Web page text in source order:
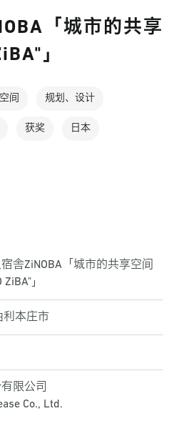
「城市的共享
」
间 规划、设计
获奖 日本
舎ZiNOBA「城市的共享空间
ZiBA"」
利本庄市
限公司
Co., Ltd.